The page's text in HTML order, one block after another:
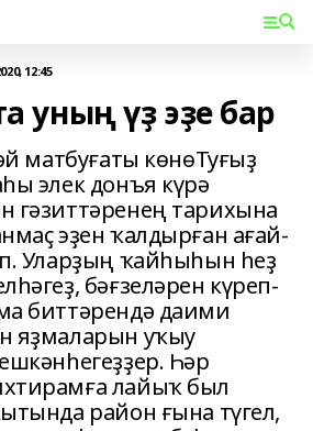
12:45
уның үҙ эҙе бар
матбуғаты көнөТуғыҙ
элек донъя күрә
гәзиттәренең тарихына
эҙен ҡалдырған ағай-
Уларҙың ҡайһыһын һеҙ
бәғзеләрен күреп-
биттәрендә даими
яҙмаларын уҡыу
Һәр
лайыҡ был
район ғына түгел,